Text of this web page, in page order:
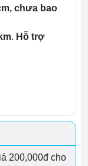
chưa bao
. Hỗ trợ
200,000đ cho